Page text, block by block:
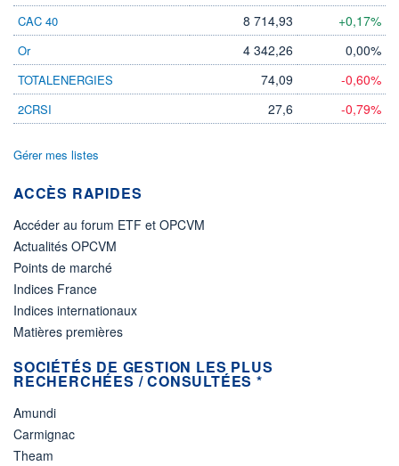
CAC 40 8 714,93 +0,17%
Or 4 342,26 0,00%
TOTALENERGIES 74,09 -0,60%
2CRSI 27,6 -0,79%
Gérer mes listes
ACCÈS RAPIDES
Accéder au forum ETF et OPCVM
Actualités OPCVM
Points de marché
Indices France
Indices internationaux
Matières premières
SOCIÉTÉS DE GESTION LES PLUS
RECHERCHÉES / CONSULTÉES *
Amundi
Carmignac
Theam